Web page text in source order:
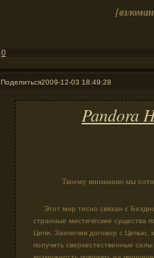
0
Поделиться2009-12-03 18:49:28
Pandora
Твоему вниманию мы
Этот мир тесно связан с
странные мистические существа
Цепи. Заключив договор с Цепью,
получить сверхестественные